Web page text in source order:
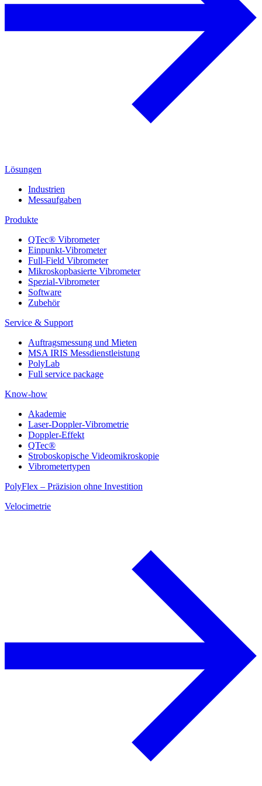
Lösungen
Industrien
Messaufgaben
Produkte
QTec® Vibrometer
Einpunkt-Vibrometer
Full-Field Vibrometer
Mikroskopbasierte Vibrometer
Spezial-Vibrometer
Software
Zubehör
Service & Support
Auftragsmessung und Mieten
MSA IRIS Messdienstleistung
PolyLab
Full service package
Know-how
Akademie
Laser-Doppler-Vibrometrie
Doppler-Effekt
QTec®
Stroboskopische Videomikroskopie
Vibrometertypen
PolyFlex – Präzision ohne Investition
Velocimetrie